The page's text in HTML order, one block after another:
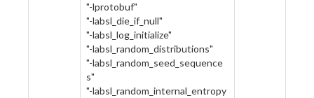
"-lprotobuf"
"-labsl_die_if_null"
"-labsl_log_initialize"
"-labsl_random_distributions"
"-labsl_random_seed_sequence
s"
"-labsl_random_internal_entropy